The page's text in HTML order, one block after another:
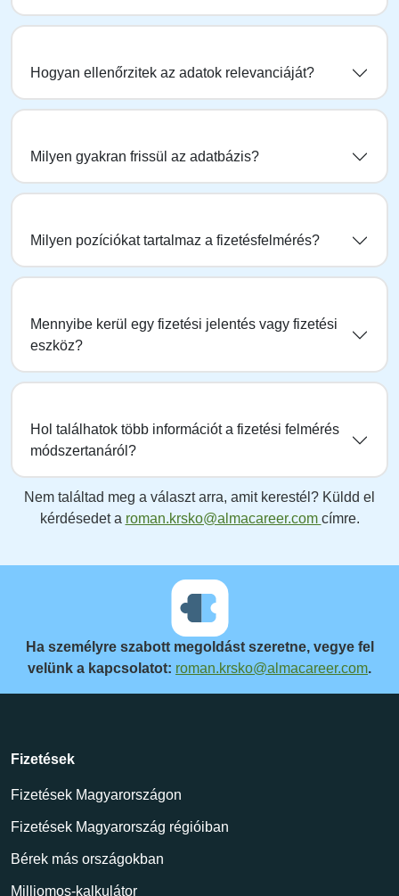
Hogyan ellenőrzitek az adatok relevanciáját?
Milyen gyakran frissül az adatbázis?
Milyen pozíciókat tartalmaz a fizetésfelmérés?
Mennyibe kerül egy fizetési jelentés vagy fizetési
eszköz?
Hol találhatok több információt a fizetési felmérés
módszertanáról?
Nem találtad meg a választ arra, amit kerestél? Küldd el
kérdésedet a roman.krsko@almacareer.com címre.
Ha személyre szabott megoldást szeretne, vegye fel
velünk a kapcsolatot: roman.krsko@almacareer.com.
Fizetések
Fizetések Magyarországon
Fizetések Magyarország régióiban
Bérek más országokban
Milliomos-kalkulátor